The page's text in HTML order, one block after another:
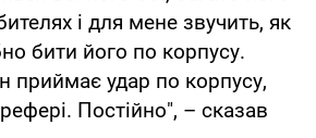
і для мене звучить, як
бити його по корпусу.
приймає удар по корпусу,
Постійно", – сказав